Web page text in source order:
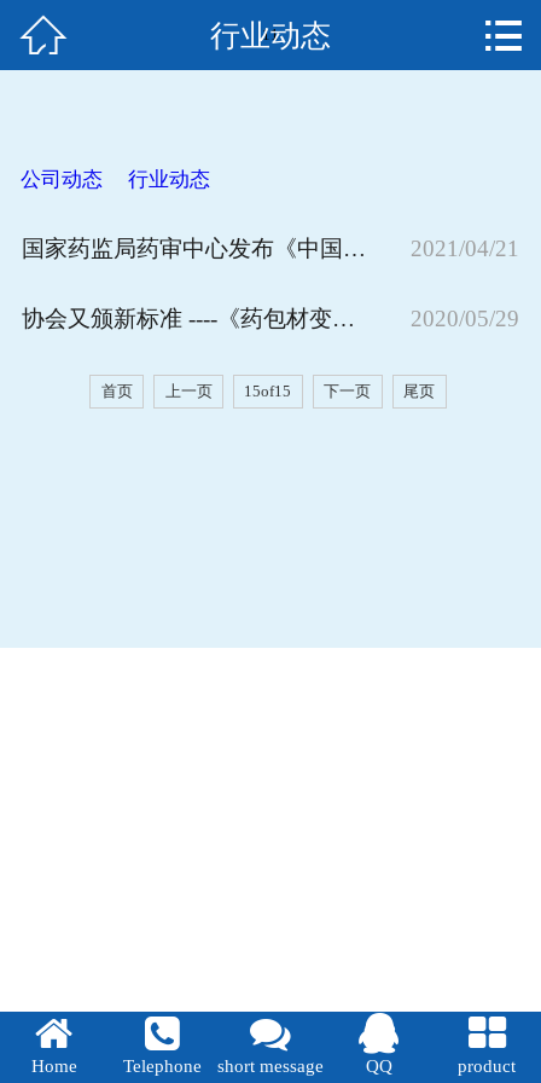
在线留言
 行业动态 
11
公司动态 行业动态
国家药监局药审中心发布《中国新药注册临床试验进展年度报告（2021年）》 2021/04/21
协会又颁新标准 ----《药包材变更研究技术指南》 2020/05/29
首页 上一页 15of15 下一页 尾页
Home Telephone short message QQ product